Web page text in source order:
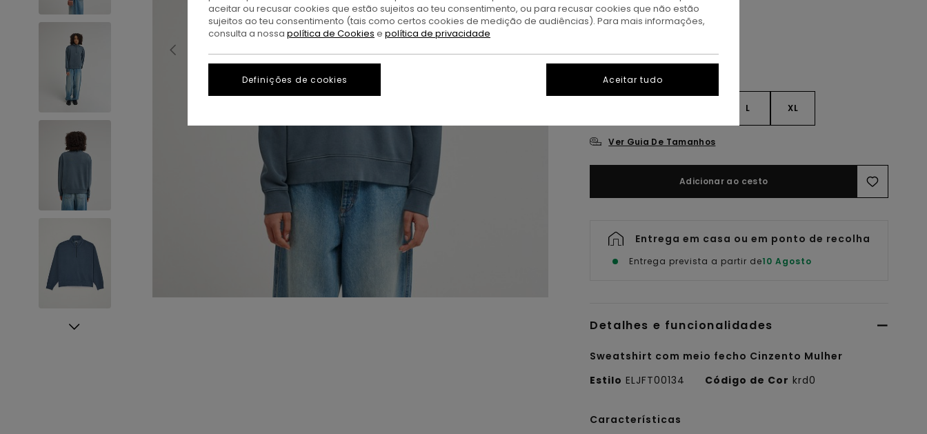
L XL
Ver Guia De Tamanhos
Adicionar ao cesto
Entrega em casa ou em ponto de recolha
Entrega prevista a partir de10 Agosto
Detalhes e funcionalidades
Sweatshirt com meio fecho Cinzento Mulher
Estilo ELJFT00134 Código de Cor krd0
Características
aceitar ou recusar cookies que estão sujeitos ao teu consentimento, ou para recusar cookies que não estão
sujeitos ao teu consentimento (tais como certos cookies de medição de audiências). Para mais informações,
consulta a nossa política de Cookies e política de privacidade
Definições de cookies Aceitar tudo